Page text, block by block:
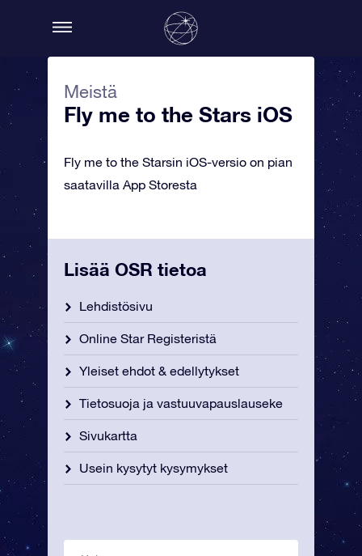
Meistä
Fly me to the Stars iOS
Fly me to the Starsin iOS-versio on pian
saatavilla App Storesta
Lisää OSR tietoa
Lehdistösivu
Online Star Registeristä
Yleiset ehdot & edellytykset
Tietosuoja ja vastuuvapauslauseke
Sivukartta
Usein kysytyt kysymykset